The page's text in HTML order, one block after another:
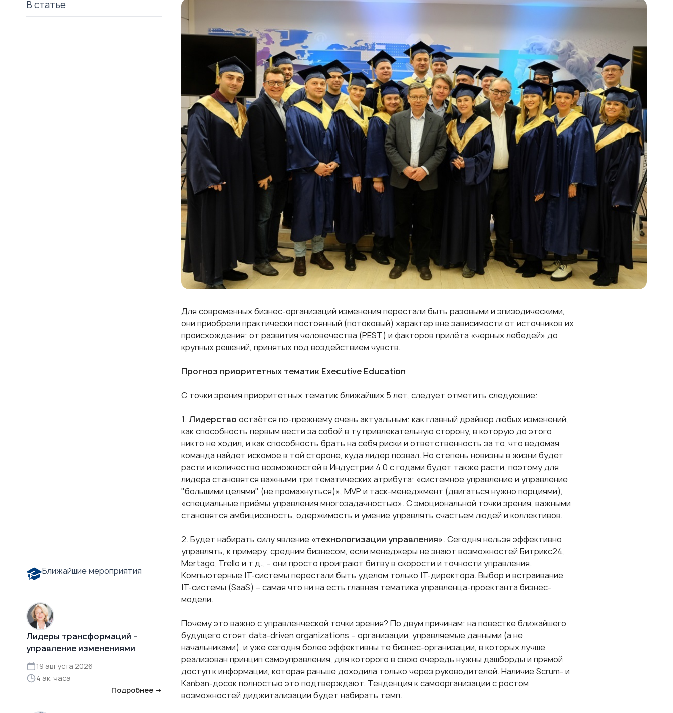
В статье
Для современных бизнес-организаций изменения перестали быть разовыми и эпизодическими,
они приобрели практически постоянный (потоковый) характер вне зависимости от источников их
происхождения: от развития человечества (PEST) и факторов прилёта «черных лебедей» до
крупных решений, принятых под воздействием чувств.
Прогноз приоритетных тематик Executive Education
С точки зрения приоритетных тематик ближайших 5 лет, следует отметить следующие:
1. Лидерство остаётся по-прежнему очень актуальным: как главный драйвер любых изменений,
как способность первым вести за собой в ту привлекательную сторону, в которую до этого
никто не ходил, и как способность брать на себя риски и ответственность за то, что ведомая
команда найдет искомое в той стороне, куда лидер позвал. Но степень новизны в жизни будет
расти и количество возможностей в Индустрии 4.0 с годами будет также расти, поэтому для
лидера становятся важными три тематических атрибута: «системное управление и управление
"большими целями" (не промахнуться)», MVP и таск-менеджмент (двигаться нужно порциями),
«специальные приёмы управления многозадачностью». С эмоциональной точки зрения, важными
становятся амбициозность, одержимость и умение управлять счастьем людей и коллективов.
2. Будет набирать силу явление «технологизации управления». Сегодня нельзя эффективно
управлять, к примеру, средним бизнесом, если менеджеры не знают возможностей Битрикс24,
Mertago, Trello и т.д., – они просто проиграют битву в скорости и точности управления.
Компьютерные IT-системы перестали быть уделом только IT-директора. Выбор и встраивание
IT-системы (SaaS) – самая что ни на есть главная тематика управленца-проектанта бизнес-
модели.
Почему это важно с управленческой точки зрения? По двум причинам: на повестке ближайшего
будущего стоят data-driven organizations – организации, управляемые данными (а не
начальниками), и уже сегодня более эффективны те бизнес-организации, в которых лучше
реализован принцип самоуправления, для которого в свою очередь нужны дашборды и прямой
доступ к информации, которая раньше доходила только через руководителей. Наличие Scrum- и
Kanban-досок полностью это подтверждают. Тенденция к самоорганизации с ростом
возможностей диджитализации будет набирать темп.
Ближайшие мероприятия
Лидеры трансформаций –
управление изменениями
19 августа 2026
4 ак. часа
Подробнее →